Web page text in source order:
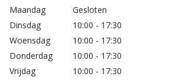
Maandag
Gesloten
Dinsdag
10:00 - 17:30
Woensdag
10:00 - 17:30
Donderdag
10:00 - 17:30
Vrijdag
10:00 - 17:30